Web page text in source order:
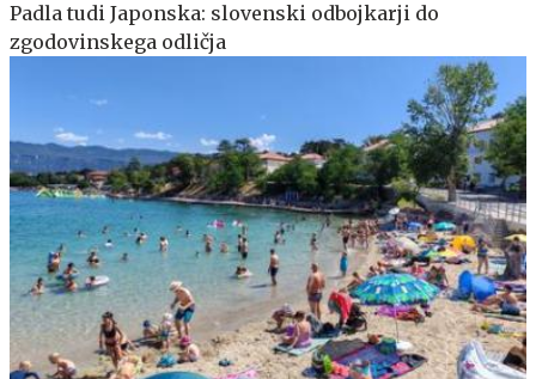
Padla tudi Japonska: slovenski odbojkarji do
zgodovinskega odličja